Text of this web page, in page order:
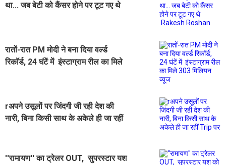
था... जब बेटी को कैंसर होने पर टूट गए थे
रातों-रात PM मोदी ने बना दिया वर्ल्ड
रिकॉर्ड, 24 घंटें में इंस्टाग्राम रील का मिले
rअपने उसूलों पर जिंदगी जी रही देश की
नारी, बिना किसी साथ के अकेले ही जा रहीं
''रामायण'' का ट्रेलर OUT, सुपरस्टार यश